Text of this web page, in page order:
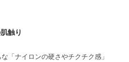
触り
「ナイロンの硬さやチクチク感」